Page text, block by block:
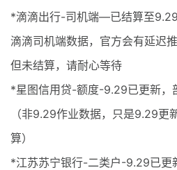
*滴滴出行-司机端—已结算至
滴滴司机端数据，官方会有延迟
但未结算，请耐心等待
*星图信用贷-额度-9.29已更新，
（非9.29作业数据，只是9.29更
算）
*江苏苏宁银行-二类户-9.29已更